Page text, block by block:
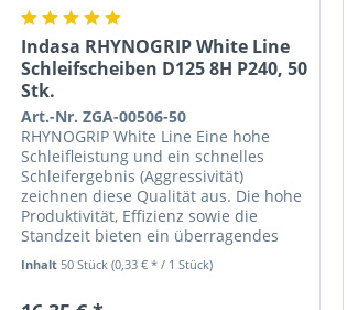
Indasa RHYNOGRIP White Line
Schleifscheiben D125 8H P240, 50
Stk.
Art.-Nr. ZGA-00506-50
RHYNOGRIP White Line Eine hohe
Schleifleistung und ein schnelles
Schleifergebnis (Aggressivität)
zeichnen diese Qualität aus. Die hohe
Produktivität, Effizienz sowie die
Standzeit bieten ein überragendes
Preis- /Leistungsverhältnis....
Inhalt50 Stück(0,33 € * / 1 Stück)